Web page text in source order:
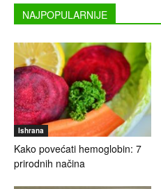
NAJPOPULARNIJE
Ishrana
Kako povećati hemoglobin: 7
prirodnih načina